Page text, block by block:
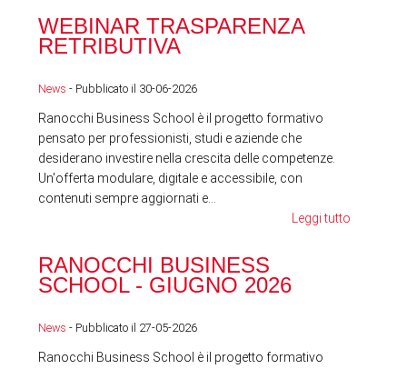
WEBINAR TRASPARENZA
RETRIBUTIVA
News - Pubblicato il 30-06-2026
Ranocchi Business School è il progetto formativo
pensato per professionisti, studi e aziende che
desiderano investire nella crescita delle competenze.
Un'offerta modulare, digitale e accessibile, con
contenuti sempre aggiornati e...
Leggi tutto
RANOCCHI BUSINESS
SCHOOL - GIUGNO 2026
News - Pubblicato il 27-05-2026
Ranocchi Business School è il progetto formativo